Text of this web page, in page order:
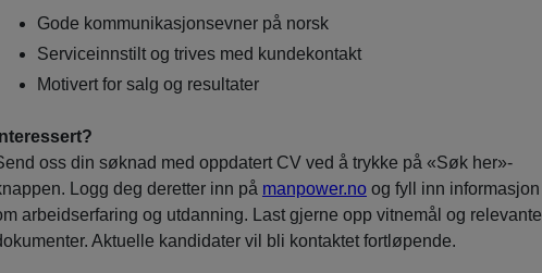
Gode kommunikasjonsevner på norsk
Serviceinnstilt og trives med kundekontakt
Motivert for salg og resultater
Interessert?
oss din søknad med oppdatert CV ved å trykke på «Søk her»-
Logg deg deretter inn på manpower.noog fyll inn informasjon
arbeidserfaring og utdanning. Last gjerne opp vitnemål og relevante
Aktuelle kandidater vil bli kontaktet fortløpende.